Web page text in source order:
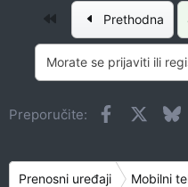
Prethodna
Morate se prijaviti ili
Preporučite: Facebook
Prenosni uređaji Mobilni